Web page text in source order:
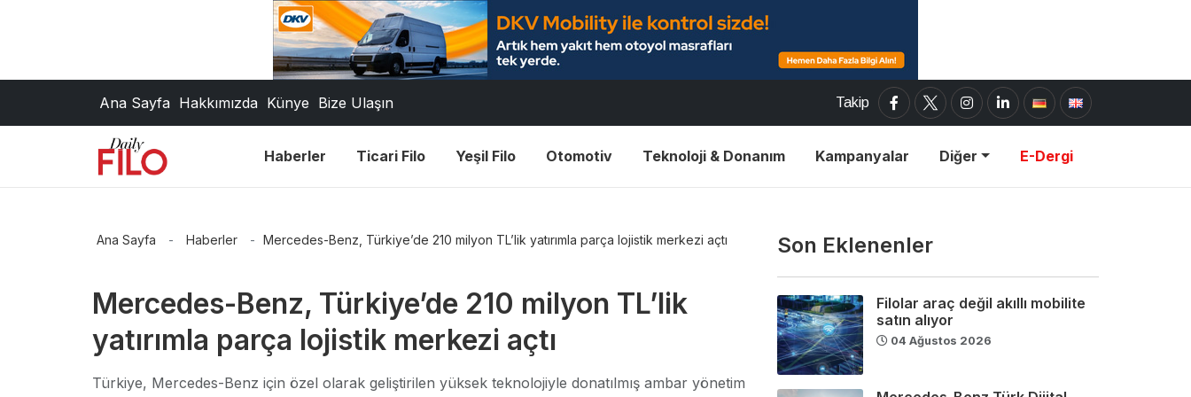
Ana Sayfa Hakkımızda Künye Bize Ulaşın Takip
Haberler Ticari Filo Yeşil Filo Otomotiv Teknoloji & Donanım Kampanyalar Diğer E-Dergi
Ana Sayfa - Haberler - Mercedes-Benz, Türkiye’de 210 milyon TL’lik yatırımla parça lojistik merkezi açtı
Mercedes-Benz, Türkiye’de 210 milyon TL’lik
yatırımla parça lojistik merkezi açtı
Türkiye, Mercedes-Benz için özel olarak geliştirilen yüksek teknolojiyle donatılmış ambar yönetim
Son Eklenenler
Filolar araç değil akıllı mobilite
satın alıyor
04 Ağustos 2026